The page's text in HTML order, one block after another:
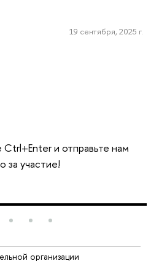
19 сентября, 2025 г.
и отправьте нам
за участие!
организации